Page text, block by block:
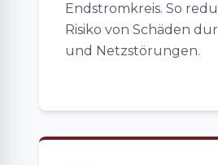
Endstromkreis. So
Risiko von Schäden
und Netzstörungen.